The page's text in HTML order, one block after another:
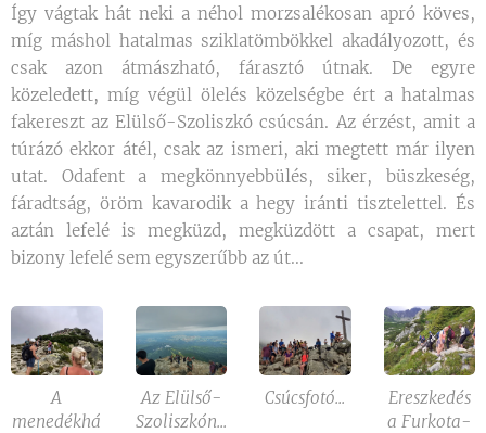
Így vágtak hát neki a néhol morzsalékosan apró köves,
míg máshol hatalmas sziklatömbökkel akadályozott, és
csak azon átmászható, fárasztó útnak. De egyre
közeledett, míg végül ölelés közelségbe ért a hatalmas
fakereszt az Elülső-Szoliszkó csúcsán. Az érzést, amit a
túrázó ekkor átél, csak az ismeri, aki megtett már ilyen
utat. Odafent a megkönnyebbülés, siker, büszkeség,
fáradtság, öröm kavarodik a hegy iránti tisztelettel. És
aztán lefelé is megküzd, megküzdött a csapat, mert
bizony lefelé sem egyszerűbb az út...
A
menedékhá
Az Elülső-
Szoliszkón...
Csúcsfotó...
Ereszkedés
a Furkota-